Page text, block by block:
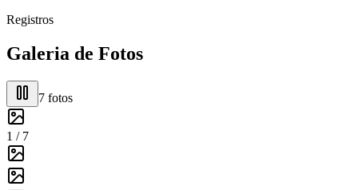
Registros
Galeria de Fotos
7 fotos
1 / 7